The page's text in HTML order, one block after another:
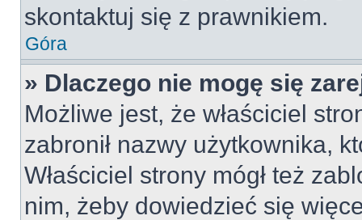
skontaktuj się z prawnikiem.
Góra
» Dlaczego nie mogę się
Możliwe jest, że właściciel
zabronił nazwy użytkownika,
Właściciel strony mógł też
nim, żeby dowiedzieć się